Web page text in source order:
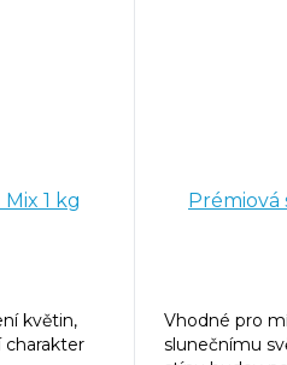
1 kg
květin,
charakter
Prémiová
Vhodné pro
slunečnímu